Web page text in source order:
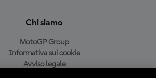
Chi siamo
MotoGP Group
Informativa sui cookie
Avviso legale